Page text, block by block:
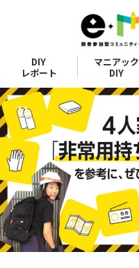
DIY
レポート
マニアック
DIY